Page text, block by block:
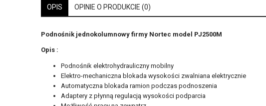
OPIS OPINIE O PRODUKCIE (0)
Podnośnik jednokolumnowy firmy Nortec model PJ2500M
Opis :
Podnośnik elektrohydrauliczny mobilny
Elektro-mechaniczna blokada wysokości zwalniana elektrycznie
Automatyczna blokada ramion podczas podnoszenia
Adaptery z płynną regulacją wysokości podparcia